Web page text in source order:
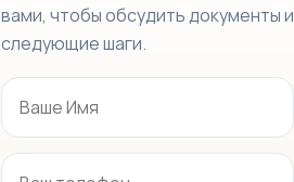
вами, чтобы обсудить документы и
следующие шаги.